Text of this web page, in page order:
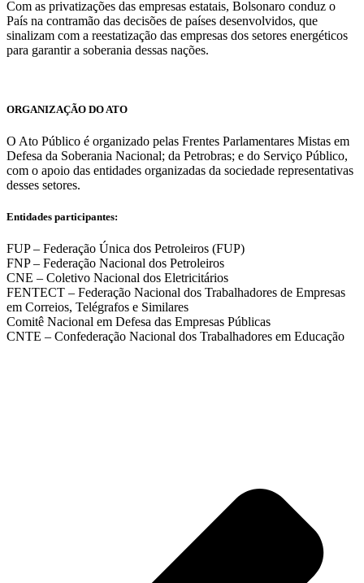
Com as privatizações das empresas estatais, Bolsonaro conduz o
País na contramão das decisões de países desenvolvidos, que
sinalizam com a reestatização das empresas dos setores energéticos
para garantir a soberania dessas nações.
ORGANIZAÇÃO DO ATO
O Ato Público é organizado pelas Frentes Parlamentares Mistas em
Defesa da Soberania Nacional; da Petrobras; e do Serviço Público,
com o apoio das entidades organizadas da sociedade representativas
desses setores.
Entidades participantes:
FUP – Federação Única dos Petroleiros (FUP)
FNP – Federação Nacional dos Petroleiros
CNE – Coletivo Nacional dos Eletricitários
FENTECT – Federação Nacional dos Trabalhadores de Empresas
em Correios, Telégrafos e Similares
Comitê Nacional em Defesa das Empresas Públicas
CNTE – Confederação Nacional dos Trabalhadores em Educação